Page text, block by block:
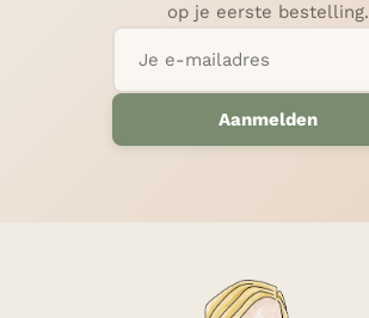
op je eerste bestelling.
Aanmelden